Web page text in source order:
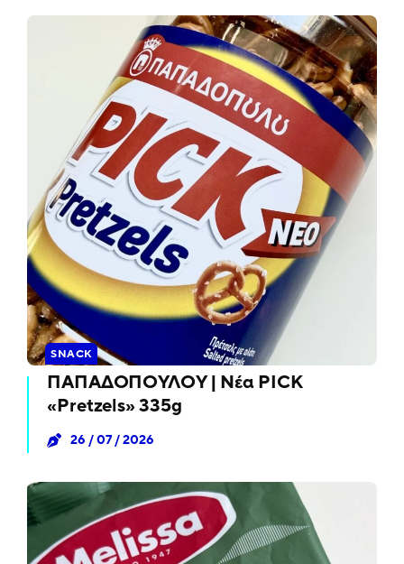
SNACK
ΠΑΠΑΔΟΠΟΥΛΟΥ | Νέα PICK
«Pretzels» 335g
26 / 07 / 2026